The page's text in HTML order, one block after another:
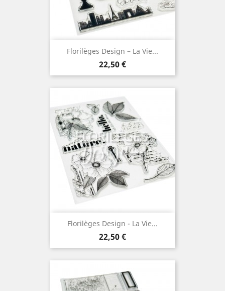
Florilèges Design – La Vie...
Prix
22,50 €
Florilèges Design - La Vie...
Prix
22,50 €